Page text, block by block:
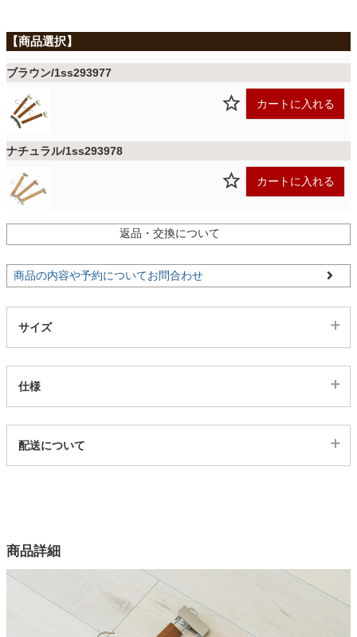
ラグ
マット
キッチン用品
インテリア雑貨
ガーデン
ブラウン/1ss293977
カートに入れる
ナチュラル/1ss293978
カートに入れる
返品・交換について
商品の内容や予約についてお問合わせ
サイズ
仕様
1ss293977
2色
素材
天然木、スチール
配送について
商品詳細